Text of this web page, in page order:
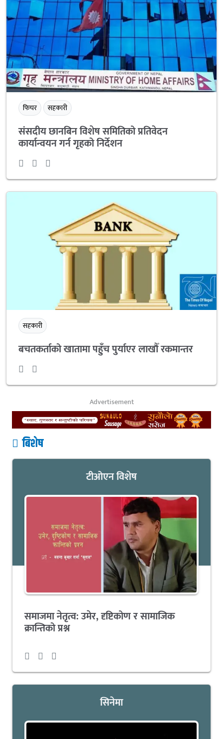
फिचर सहकारी
संसदीय छानबिन विशेष समितिको प्रतिवेदन
कार्यान्वयन गर्न गृहको निर्देशन
सहकारी
बचतकर्ताको खातामा पहुँच पुर्याएर लाखौँ रकमान्तर
Advertisement
बिशेष
टीओएन विशेष
समाजमा नेतृत्व: उमेर, दृष्टिकोण र सामाजिक
क्रान्तिको प्रश्न
सिनेमा